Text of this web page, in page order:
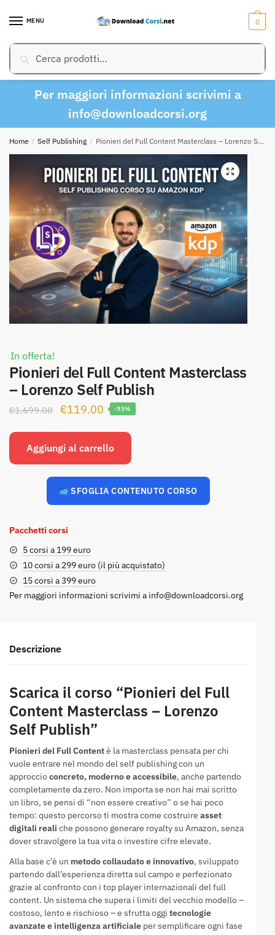
MENU
Cerca:Cerca
0
Per maggiori informazioni scrivimi a
info@downloadcorsi.org
Home / Self Publishing / Pionieri del Full Content Masterclass – Lorenzo Self Publish
In offerta!
Pionieri del Full Content Masterclass
– Lorenzo Self Publish
€1,699.00
Il
originale
€1,699.00.
€119.00 Il
attuale
€119.00.
-93%
Aggiungi al carrello
SFOGLIA CONTENUTO CORSO
Pacchetti corsi
5 corsi a 199 euro
10 corsi a 299 euro (il più acquistato)
15 corsi a 399 euro
Per maggiori informazioni scrivimi a info@downloadcorsi.org
Descrizione
Scarica il corso “Pionieri del Full
Content Masterclass – Lorenzo
Self Publish”
Pionieri del Full Contentè la masterclass pensata per chi
vuole entrare nel mondo del self publishing con un
approccioconcreto, moderno e accessibile, anche partendo
completamente da zero. Non importa se non hai mai scritto
un libro, se pensi di “non essere creativo” o se hai poco
tempo: questo percorso ti mostra come costruire asset
digitali reali che possono generare royalty su Amazon, senza
dover stravolgere la tua vita o investire cifre elevate.
Alla base c’è un metodo collaudato e innovativo, sviluppato
partendo dall’esperienza diretta sul campo e perfezionato
grazie al confronto con i top player internazionali del full
content. Un sistema che supera i limiti del vecchio modello –
costoso, lento e rischioso – e sfrutta oggi tecnologie
avanzate e intelligenza artificiale per semplificare ogni fase